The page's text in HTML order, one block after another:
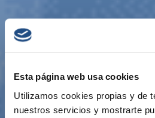
Esta página web usa cookies
Utilizamos cookies propias y de
nuestros servicios y mostrarte